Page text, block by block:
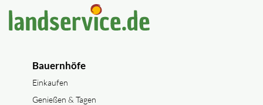
Bauernhöfe
Einkaufen
Genießen & Tagen